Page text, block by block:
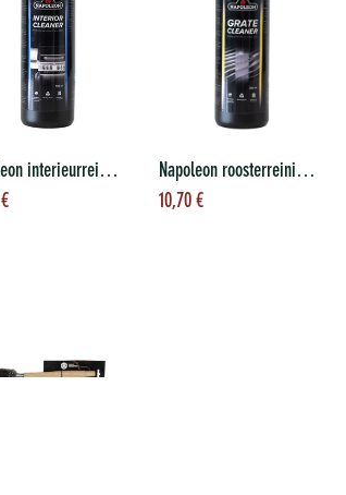
winkelwagen
Napoleon interieurreiniger 500 ml
€
winkelwagen
Napoleon roosterreiniger 500 ml
10,70€